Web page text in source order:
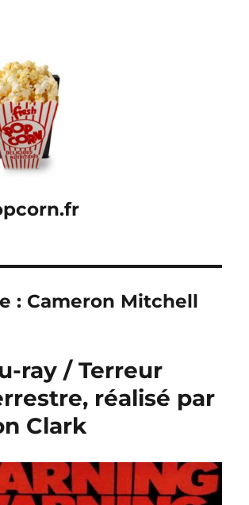
: Cameron Mitchell
ray / Terreur
réalisé par
Clark